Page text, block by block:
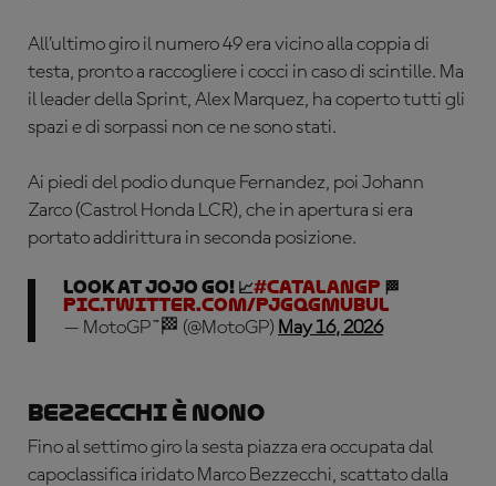
All’ultimo giro il numero 49 era vicino alla coppia di
testa, pronto a raccogliere i cocci in caso di scintille. Ma
il leader della Sprint, Alex Marquez, ha coperto tutti gli
spazi e di sorpassi non ce ne sono stati.
Ai piedi del podio dunque Fernandez, poi Johann
Zarco (Castrol Honda LCR), che in apertura si era
portato addirittura in seconda posizione.
Look at JoJo go! 📈#CatalanGP 🏁
pic.twitter.com/PjGqgMUBUl
— MotoGP™🏁 (@MotoGP) May 16, 2026
Bezzecchi è nono
Fino al settimo giro la sesta piazza era occupata dal
capoclassifica iridato Marco Bezzecchi, scattato dalla